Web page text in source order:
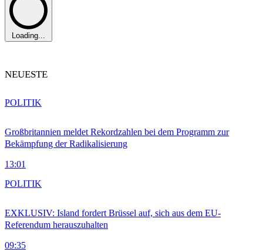
Loading...
NEUESTE
Großbritannien meldet Rekordzahlen bei dem Programm zur
Bekämpfung der Radikalisierung
13:01
POLITIK
EXKLUSIV: Island fordert Brüssel auf, sich aus dem EU-
Referendum herauszuhalten
09:35
POLITIK